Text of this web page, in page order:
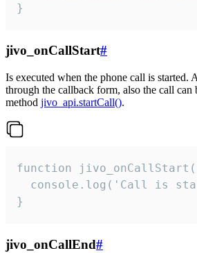
}
jivo_onCallStart#
Is executed when the phone call is started.
through the callback form, also the call
method jivo_api.startCall().
function
console.log('Call is
}
jivo_onCallEnd#